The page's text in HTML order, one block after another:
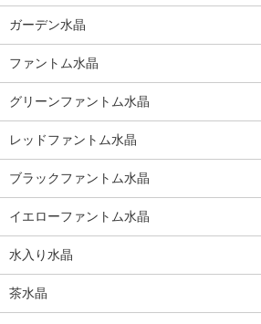
ガーデン水晶
ファントム水晶
グリーンファントム水晶
レッドファントム水晶
ブラックファントム水晶
イエローファントム水晶
水入り水晶
茶水晶